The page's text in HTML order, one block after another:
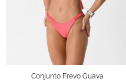
Conjunto Frevo Guava